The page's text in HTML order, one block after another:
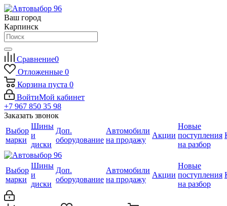
Ваш город
Карпинск
Сравнение0
Отложенные 0
Корзина пуста 0
ВойтиМой кабинет
+7 967 850 35 98
Заказать звонок
Выбор
марки
Шины
и
диски
Доп.
оборудование
Автомобили
на продажу
Акции
Новые
поступления
на разбор
Выбор
марки
Шины
и
диски
Доп.
оборудование
Автомобили
на продажу
Акции
Новые
поступления
на разбор